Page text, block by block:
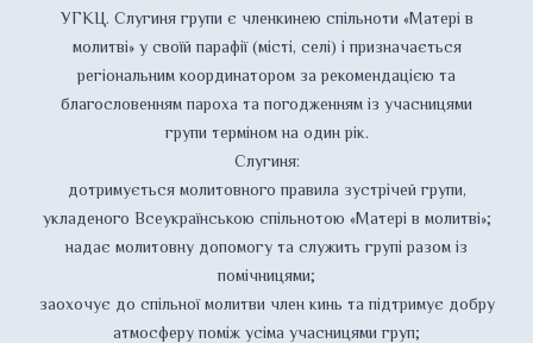
УГКЦ. Слугиня групи є членкинею спільноти «Матері в
молитві» у своїй парафії (місті, селі) і призначається
регіональним координатором за рекомендацією та
благословенням пароха та погодженням із учасницями
групи терміном на один рік.
Слугиня:
дотримується молитовного правила зустрічей групи,
укладеного Всеукраїнською спільнотою «Матері в молитві»;
надає молитовну допомогу та служить групі разом із
помічницями;
заохочує до спільної молитви член кинь та підтримує добру
атмосферу поміж усіма учасницями груп;